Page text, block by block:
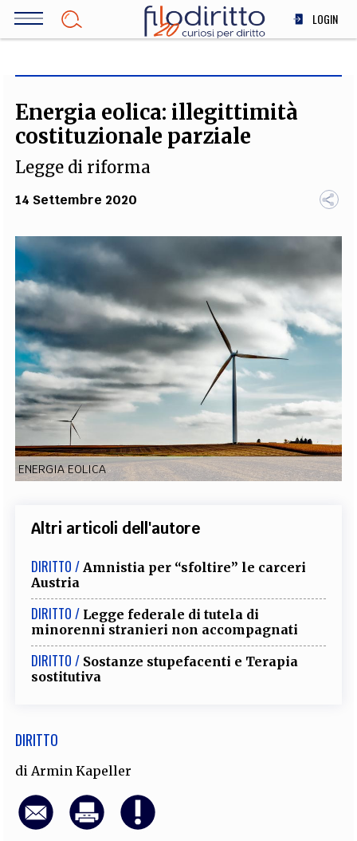
Salta
LOGIN
SOCIETÀ
MEDICINA
SCIENZA
STORIA E FILOSOFIA
TEAM
FILODIRITTO REDAZIONE COMITATO SCIENTIFICO AUTORI
CURATORI
FOTOGRAFI PARTNER COLLABORA CON NOI
EXTRA
CODICI RUBRICHE LIBRI PROCEEDINGS PUBBLICITÀ CONTATTI
SOCIAL MEDIA
Energia eolica: illegittimità
costituzionale parziale
Legge di riforma
14 Settembre 2020
ENERGIA EOLICA
Altri articoli dell'autore
DIRITTO / Amnistia per “sfoltire” le carceri
Austria
DIRITTO / Legge federale di tutela di
minorenni stranieri non accompagnati
DIRITTO / Sostanze stupefacenti e Terapia
sostitutiva
DIRITTO
di Armin Kapeller